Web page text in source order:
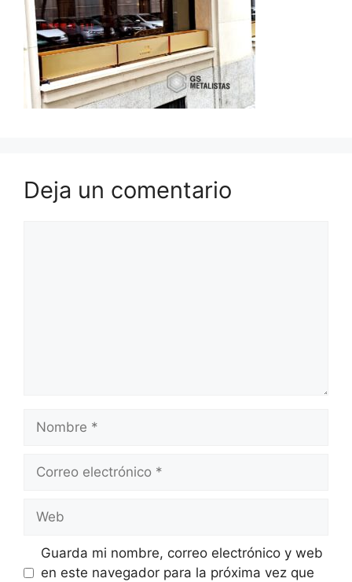
Deja un comentario
Guarda mi nombre, correo electrónico y web
en este navegador para la próxima vez que